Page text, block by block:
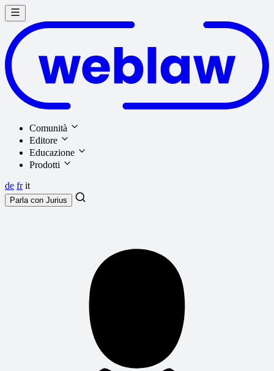
Comunità
Editore
Educazione
Prodotti
de fr it
Parla con Jurius